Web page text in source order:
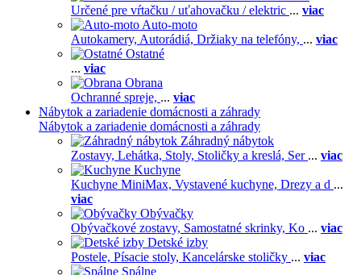
Určené pre vŕtačku / uťahovačku / elektric ... viac
Auto-moto
Autokamery, Autorádiá, Držiaky na telefóny, ... viac
Ostatné
... viac
Obrana
Ochranné spreje, ... viac
Nábytok a zariadenie domácnosti a záhrady
Nábytok a zariadenie domácnosti a záhrady
Záhradný nábytok
Zostavy, Lehátka, Stoly, Stoličky a kreslá, Ser ... viac
Kuchyne
Kuchyne MiniMax, Vystavené kuchyne, Drezy a d ...
viac
Obývačky
Obývačkové zostavy, Samostatné skrinky, Ko ... viac
Detské izby
Postele, Písacie stoly, Kancelárske stoličky ... viac
Spálne